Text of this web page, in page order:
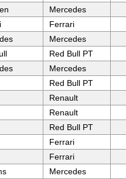
Mercedes
Ferrari
Mercedes
Red Bull PT
Mercedes
Red Bull PT
Renault
Renault
Red Bull PT
Ferrari
Ferrari
Mercedes